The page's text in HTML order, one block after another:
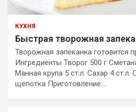
КУХНЯ
Быстрая творожная
Творожная запеканка готовится
Ингредиенты Творог 500 г
Манная крупа 5 ст.л. Сахар 4 ст.л.
щепотка Приготовление:…